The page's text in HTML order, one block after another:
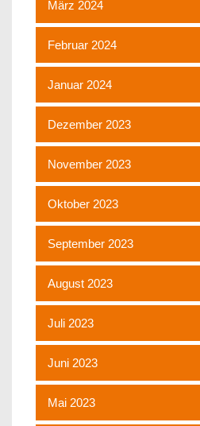
März 2024
Februar 2024
Januar 2024
Dezember 2023
November 2023
Oktober 2023
September 2023
August 2023
Juli 2023
Juni 2023
Mai 2023